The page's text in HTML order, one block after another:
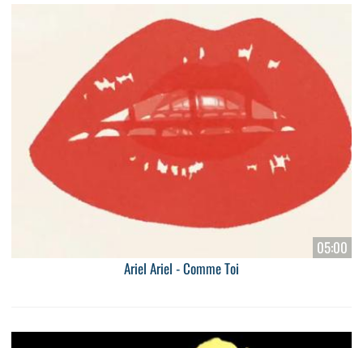
05:00
Ariel Ariel - Comme Toi